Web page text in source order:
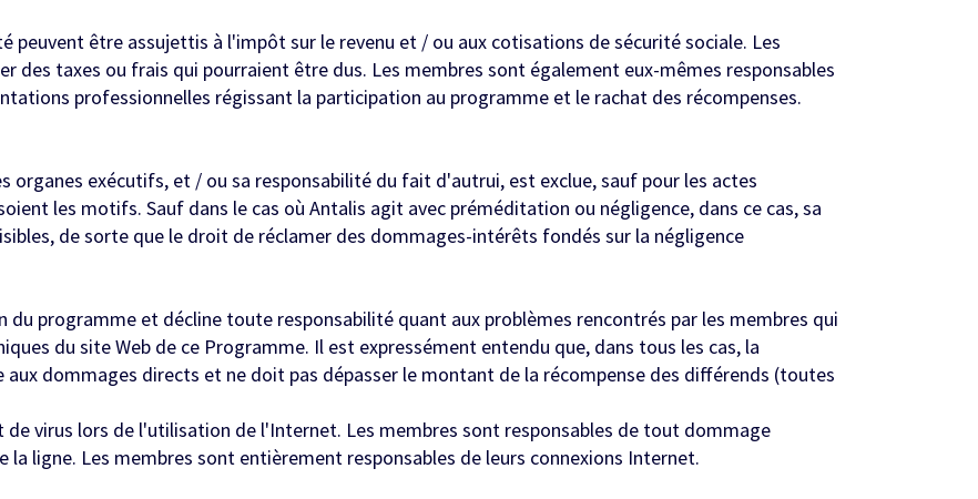
peuvent être assujettis à l'impôt sur le revenu et / ou aux cotisations de sécurité sociale. Les
des taxes ou frais qui pourraient être dus. Les membres sont également eux-mêmes responsables
professionnelles régissant la participation au programme et le rachat des récompenses.
organes exécutifs, et / ou sa responsabilité du fait d'autrui, est exclue, sauf pour les actes
les motifs. Sauf dans le cas où Antalis agit avec préméditation ou négligence, dans ce cas, sa
de sorte que le droit de réclamer des dommages-intérêts fondés sur la négligence
programme et décline toute responsabilité quant aux problèmes rencontrés par les membres qui
du site Web de ce Programme. Il est expressément entendu que, dans tous les cas, la
dommages directs et ne doit pas dépasser le montant de la récompense des différends (toutes
virus lors de l'utilisation de l'Internet. Les membres sont responsables de tout dommage
ligne. Les membres sont entièrement responsables de leurs connexions Internet.